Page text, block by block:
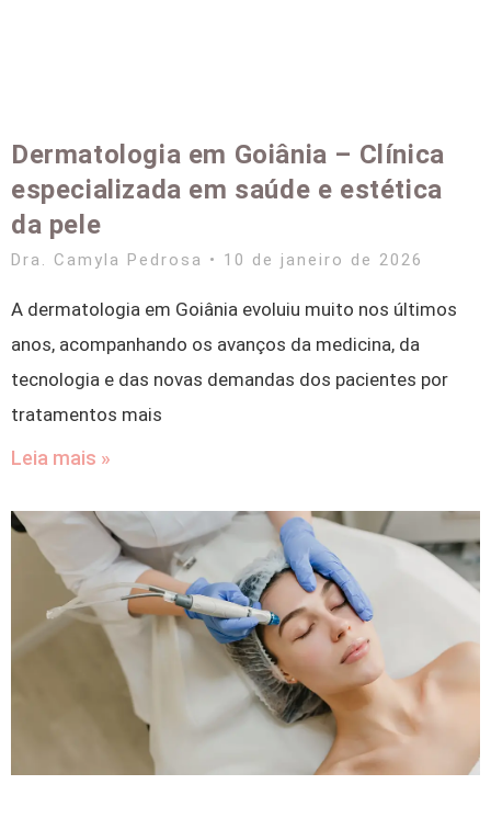
Dermatologia em Goiânia – Clínica
especializada em saúde e estética
da pele
Dra. Camyla Pedrosa 10 de janeiro de 2026
A dermatologia em Goiânia evoluiu muito nos últimos
anos, acompanhando os avanços da medicina, da
tecnologia e das novas demandas dos pacientes por
tratamentos mais
Leia mais »